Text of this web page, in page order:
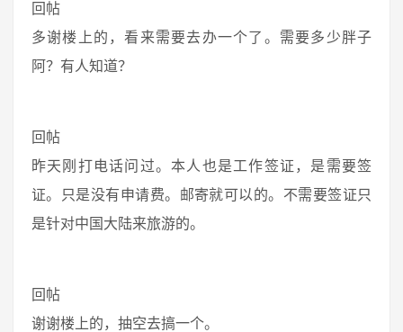
回帖
多谢楼上的，看来需要去办一个了。需要多少胖子
阿？有人知道？
回帖
昨天刚打电话问过。本人也是工作签证，是需要签
证。只是没有申请费。邮寄就可以的。不需要签证只
是针对中国大陆来旅游的。
回帖
谢谢楼上的，抽空去搞一个。